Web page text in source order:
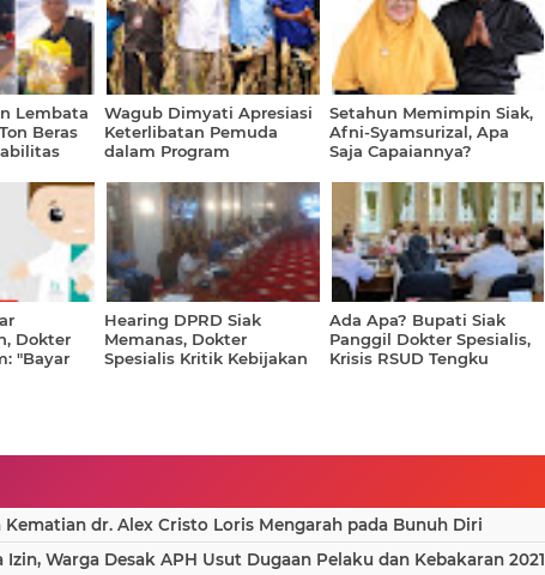
Lembata
Beras
Wagub Dimyati Apresiasi
Keterlibatan Pemuda
dalam Program
Setahun Memimpin Siak,
Afni-Syamsurizal, Apa
Saja Capaiannya?
Dokter
"Bayar
Hearing DPRD Siak
Memanas, Dokter
Spesialis Kritik Kebijakan
Ada Apa? Bupati Siak
Panggil Dokter Spesialis,
Krisis RSUD Tengku
Kematian dr. Alex Cristo Loris Mengarah pada Bunuh Diri
Warga Desak APH Usut Dugaan Pelaku dan Kebakaran 2021